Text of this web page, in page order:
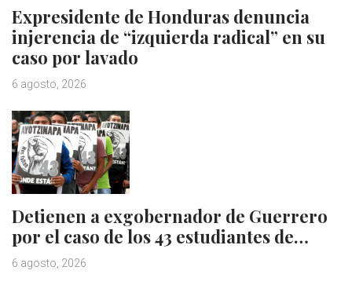
Expresidente de Honduras denuncia
injerencia de “izquierda radical” en su
caso por lavado
6 agosto, 2026
Detienen a exgobernador de Guerrero
por el caso de los 43 estudiantes de…
6 agosto, 2026